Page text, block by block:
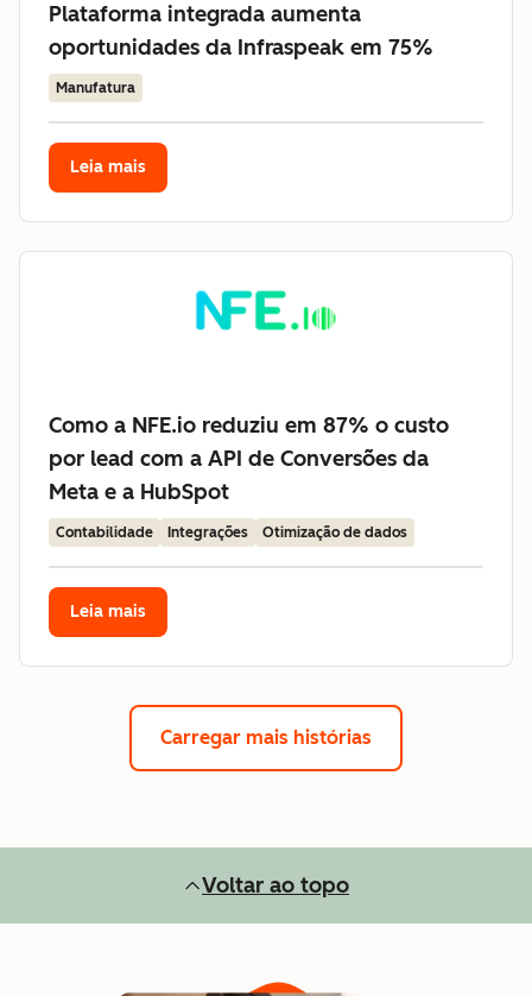
Plataforma integrada aumenta
oportunidades da Infraspeak em 75%
Manufatura
Leia mais
Como a NFE.io reduziu em 87% o custo
por lead com a API de Conversões da
Meta e a HubSpot
Contabilidade Integrações Otimização de dados
Leia mais
Carregar mais histórias
Voltar ao topo